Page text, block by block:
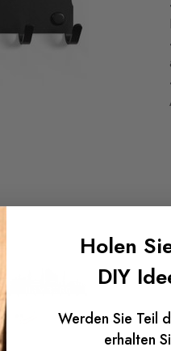
Holen
DIY
Werden Sie Teil
erhalten